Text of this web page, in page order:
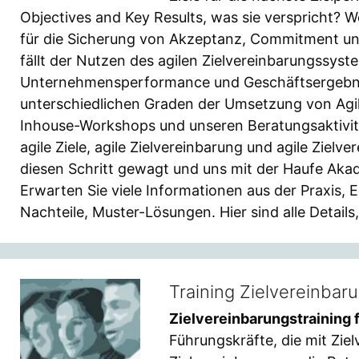
Objectives and Key Results, was sie verspricht?
für die Sicherung von Akzeptanz, Commitment
fällt der Nutzen des agilen
Unternehmensperformance und
unterschiedlichen Graden der Umsetzung von
Inhouse-Workshops und unseren
agile Ziele, agile Zielvereinbarung und agile
diesen Schritt gewagt und uns mit der Haufe
Erwarten Sie viele Informationen aus der Praxis,
Nachteile, Muster-Lösungen. Hier sind alle
Training
Zielvereinbarungstraining
Führungskräfte, die mit